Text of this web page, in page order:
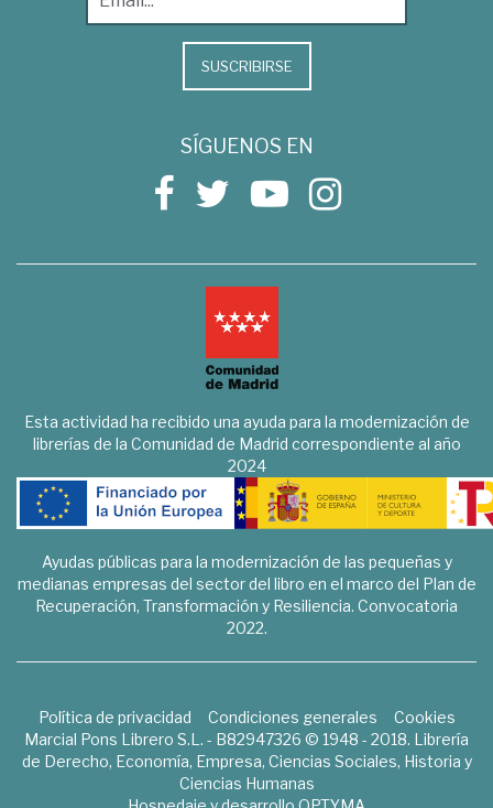
SUSCRIBIRSE
SÍGUENOS EN
Esta actividad ha recibido una ayuda para la modernización de
librerías de la Comunidad de Madrid correspondiente al año
2024
Ayudas públicas para la modernización de las pequeñas y
medianas empresas del sector del libro en el marco del Plan de
Recuperación, Transformación y Resiliencia. Convocatoria
2022.
Política de privacidad Condiciones generales
Cookies
Marcial Pons Librero S.L. - B82947326 © 1948 - 2018. Librería
de Derecho, Economía, Empresa, Ciencias Sociales, Historia y
Ciencias Humanas